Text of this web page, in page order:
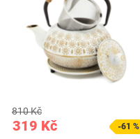
319 Kč
810 Kč
-61 %